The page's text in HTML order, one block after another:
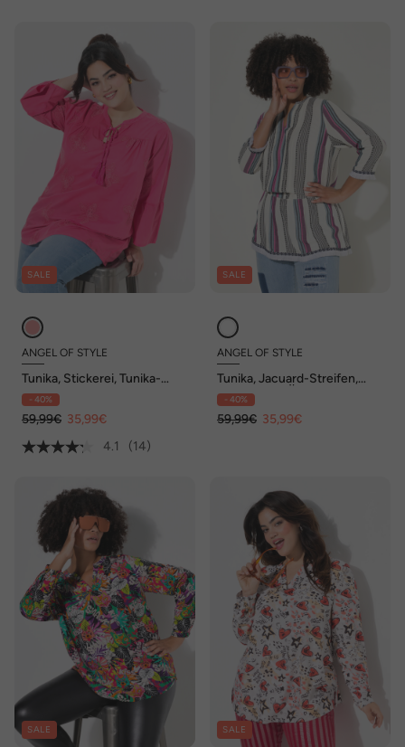
SALE
ANGEL OF STYLE
Tunika, Stickerei, Tunika-
Ausschnitt, 3/4-Volantärmel
- 40%
59,99€ 35,99€
4.1
(14)
SALE
ANGEL OF STYLE
Tunika, Jacuard-Streifen,
Biesen, 3/4-Ärmel
- 40%
59,99€ 35,99€
SALE SALE